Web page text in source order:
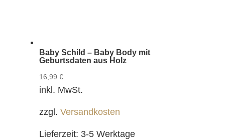
Baby Schild – Baby Body mit
Geburtsdaten aus Holz
16,99 €
inkl. MwSt.
zzgl. Versandkosten
Lieferzeit: 3-5 Werktage